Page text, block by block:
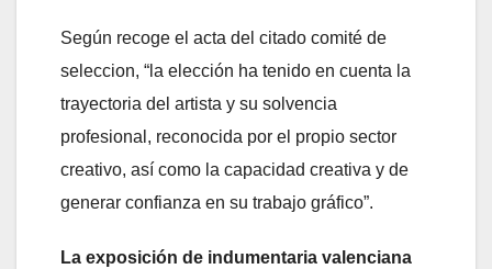
Según recoge el acta del citado comité de
seleccion, “la elección ha tenido en cuenta la
trayectoria del artista y su solvencia
profesional, reconocida por el propio sector
creativo, así como la capacidad creativa y de
generar confianza en su trabajo gráfico”.
La exposición de indumentaria valenciana